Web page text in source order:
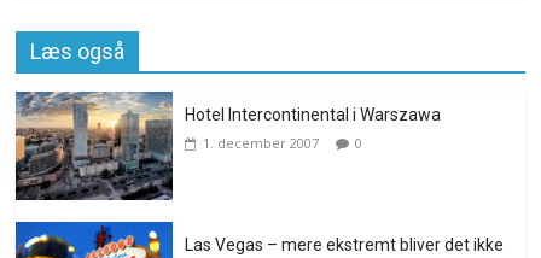
Læs også
Hotel Intercontinental i Warszawa
1. december 2007 0
Las Vegas – mere ekstremt bliver det ikke